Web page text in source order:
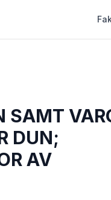
SAMT
DUN;
AV